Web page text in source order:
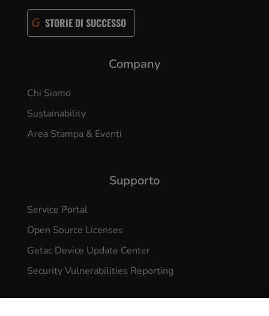
STORIE DI SUCCESSO
Company
Chi Siamo
Sustainability
Area Stampa & Eventi
Supporto
Service Portal
Open Source Licenses
Getac Device Update Center
Security Vulnerabilities Reporting